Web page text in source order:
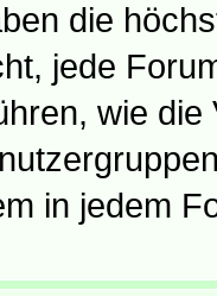
die
jede
wie
in jedem